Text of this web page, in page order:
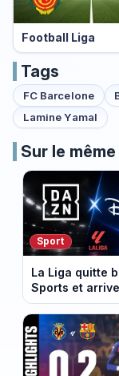
Football Liga
Tags
FC Barcelone
Lamine Yamal
Sur le
Sport
La Liga quitte
Sports et
DAZN et
France